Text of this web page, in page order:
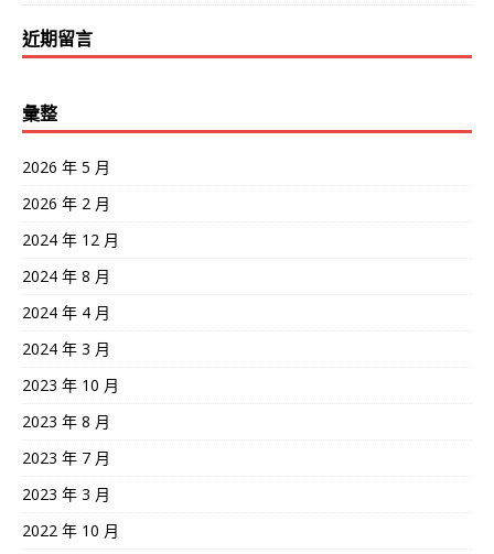
近期留言
彙整
2026 年 5 月
2026 年 2 月
2024 年 12 月
2024 年 8 月
2024 年 4 月
2024 年 3 月
2023 年 10 月
2023 年 8 月
2023 年 7 月
2023 年 3 月
2022 年 10 月